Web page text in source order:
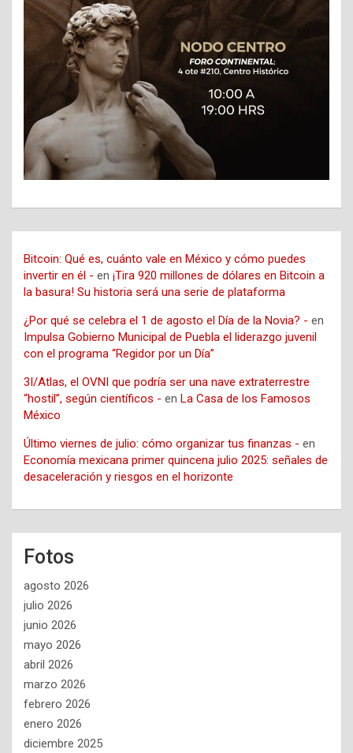
Bitcoin: Qué es, cuánto vale en México y cómo puedes
invertir en él - en ¡Tira 920 millones de dólares en Bitcoin a
la basura! Su historia será una serie de plataforma
¿Por qué se celebra el 1 de agosto el Día de la Novia? - en
Impulsa Gobierno Municipal de Puebla el liderazgo juvenil
con el programa “Regidor por un Día”
3I/Atlas, el OVNI que podría ser una nave extraterrestre
“hostil”, según científicos - en La Casa de los Famosos
México
Último viernes de julio: cómo organizar tus finanzas - en
Economía mexicana primer quincena julio 2025: señales de
desaceleración y riesgos en el horizonte
Fotos
agosto 2026
julio 2026
junio 2026
mayo 2026
abril 2026
marzo 2026
febrero 2026
enero 2026
diciembre 2025